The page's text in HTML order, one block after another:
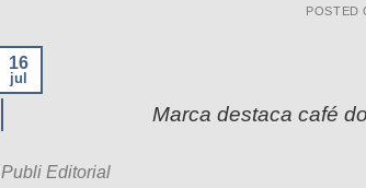
POSTED
16
jul
Marca destaca café
Publi Editorial